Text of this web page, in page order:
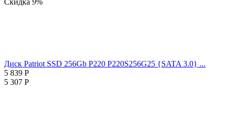
Диск Patriot SSD 256Gb P220 P220S256G25 {SATA 3.0} ...
5 839 Р
5 307 Р